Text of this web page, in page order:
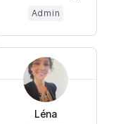
Admin
Léna